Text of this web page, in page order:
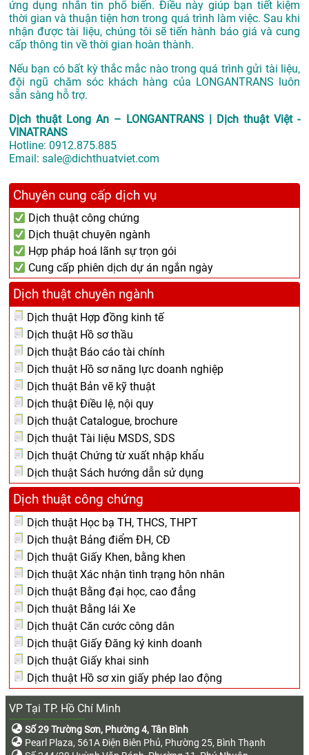
ứng dụng nhắn tin phổ biến. Điều này giúp bạn tiết kiệm
thời gian và thuận tiện hơn trong quá trình làm việc. Sau khi
nhận được tài liệu, chúng tôi sẽ tiến hành báo giá và cung
cấp thông tin về thời gian hoàn thành.
Nếu bạn có bất kỳ thắc mắc nào trong quá trình gửi tài liệu,
đội ngũ chăm sóc khách hàng của LONGANTRANS luôn
sẵn sàng hỗ trợ.
Dịch thuật Long An – LONGANTRANS | Dịch thuật Việt -
VINATRANS
Hotline: 0912.875.885
Email: sale@dichthuatviet.com
Chuyên cung cấp dịch vụ
Dịch thuật công chứng
Dịch thuật chuyên ngành
Hợp pháp hoá lãnh sự trọn gói
Cung cấp phiên dịch dự án ngắn ngày
Dịch thuật chuyên ngành
Dịch thuật Hợp đồng kinh tế
Dịch thuật Hồ sơ thầu
Dịch thuật Báo cáo tài chính
Dịch thuật Hồ sơ năng lực doanh nghiệp
Dịch thuật Bản vẽ kỹ thuật
Dịch thuật Điều lệ, nội quy
Dịch thuật Catalogue, brochure
Dịch thuật Tài liệu MSDS, SDS
Dịch thuật Chứng từ xuất nhập khẩu
Dịch thuật Sách hướng dẫn sử dụng
Dịch thuật công chứng
Dịch thuật Học bạ TH, THCS, THPT
Dịch thuật Bảng điểm ĐH, CĐ
Dịch thuật Giấy Khen, bằng khen
Dịch thuật Xác nhận tình trạng hôn nhân
Dịch thuật Bằng đại học, cao đẳng
Dịch thuật Bằng lái Xe
Dịch thuật Căn cước công dân
Dịch thuật Giấy Đăng ký kinh doanh
Dịch thuật Giấy khai sinh
Dịch thuật Hồ sơ xin giấy phép lao động
VP Tại TP. Hồ Chí Minh
Số 29 Trường Sơn, Phường 4, Tân Bình
Pearl Plaza, 561A Điện Biên Phủ, Phường 25, Bình Thạnh